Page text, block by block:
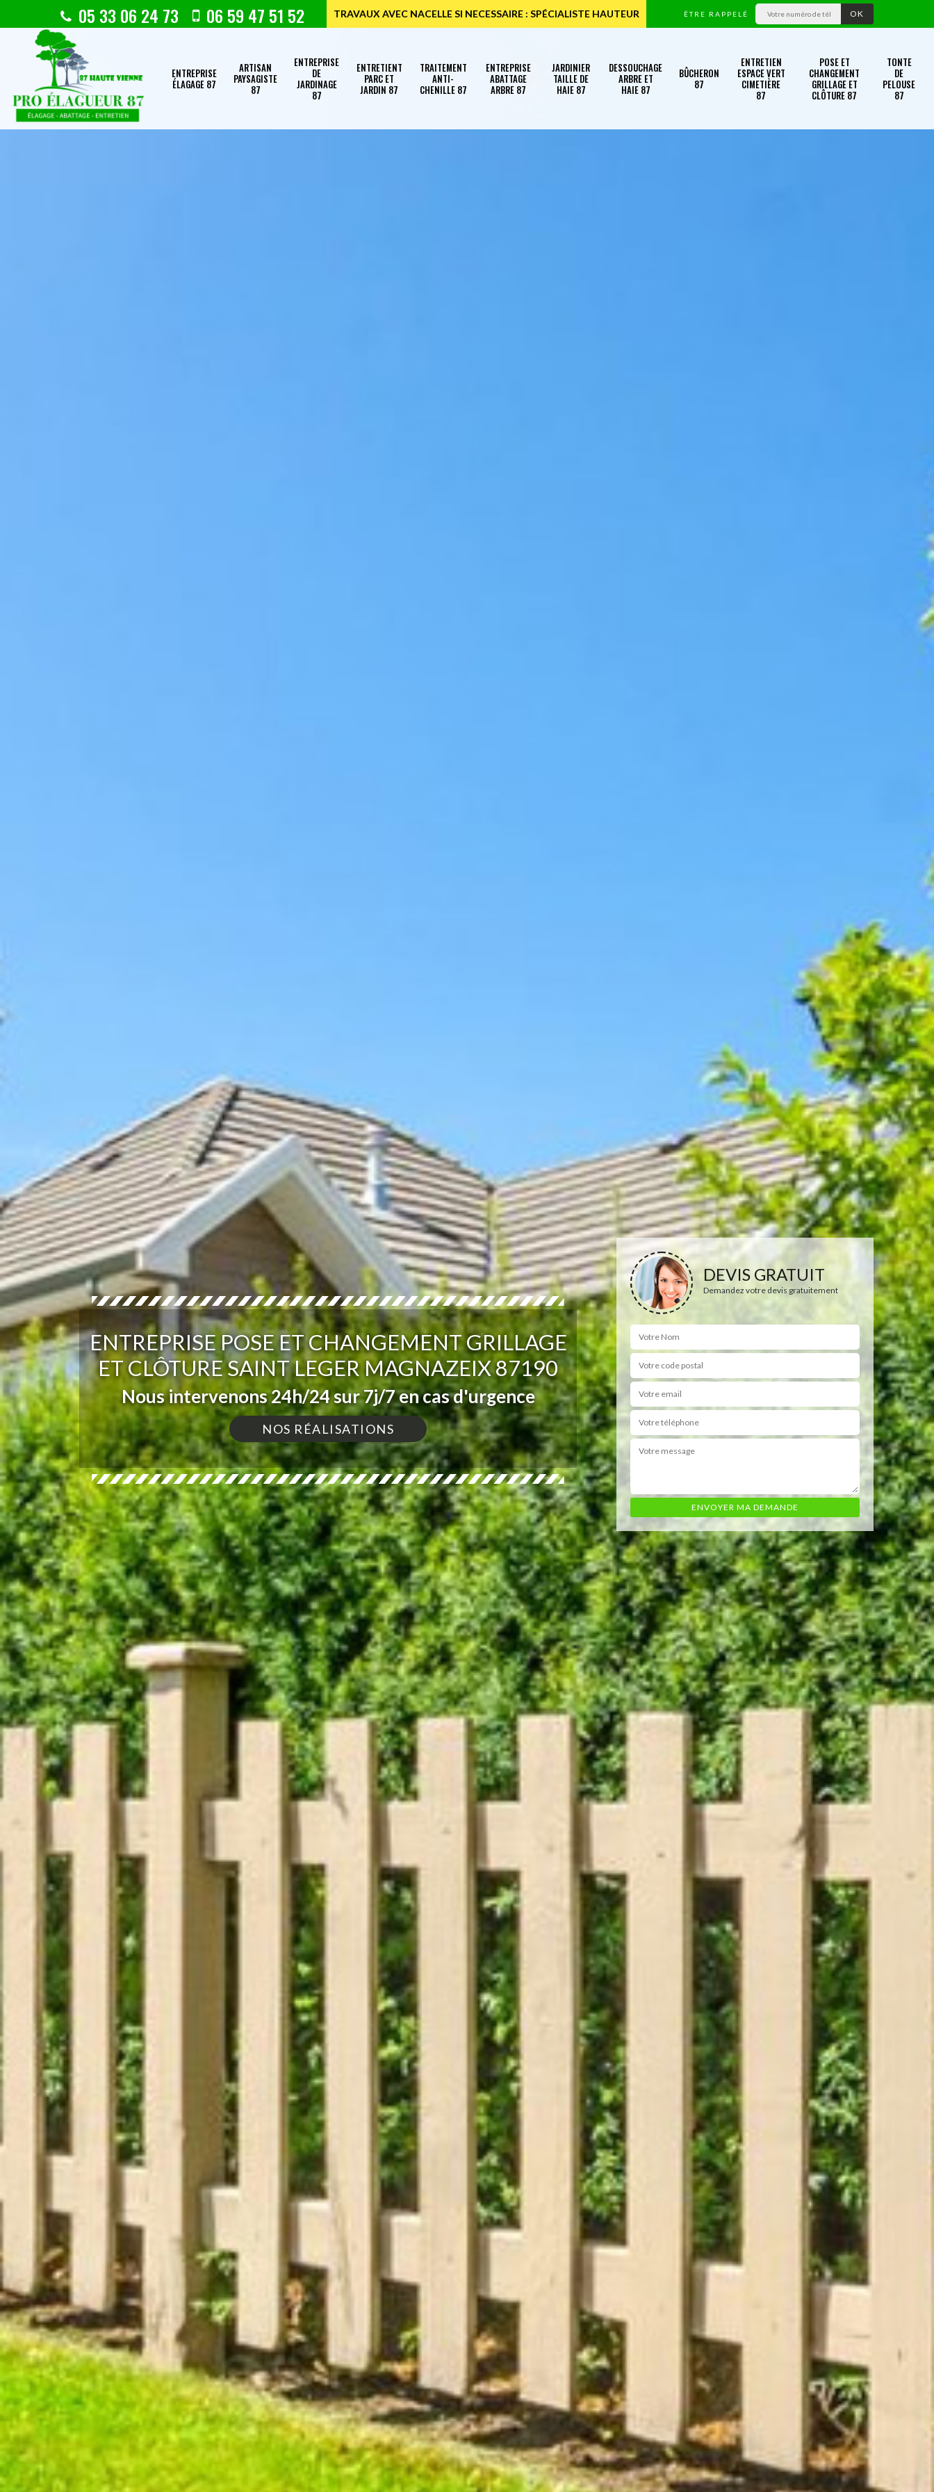
05 33 06 24 73 06 59 47 51 52 TRAVAUX AVEC NACELLE SI NECESSAIRE : SPÉCIALISTE HAUTEUR ÊTRE RAPPELÉ
ENTREPRISE
ÉLAGAGE 87
ARTISAN
PAYSAGISTE
87
ENTREPRISE
DE
JARDINAGE
87
ENTRETIENT
PARC ET
JARDIN 87
TRAITEMENT
ANTI-
CHENILLE 87
ENTREPRISE
ABATTAGE
ARBRE 87
JARDINIER
TAILLE DE
HAIE 87
DESSOUCHAGE
ARBRE ET
HAIE 87
BÛCHERON
87
ENTRETIEN
ESPACE VERT
CIMETIÈRE
87
POSE ET
CHANGEMENT
GRILLAGE ET
CLÔTURE 87
TONTE
DE
PELOUSE
87
ENTREPRISE POSE ET CHANGEMENT GRILLAGE
ET CLÔTURE SAINT LEGER MAGNAZEIX 87190
Nous intervenons 24h/24 sur 7j/7 en cas d'urgence
NOS RÉALISATIONS
DEVIS GRATUIT
Demandez votre devis gratuitement